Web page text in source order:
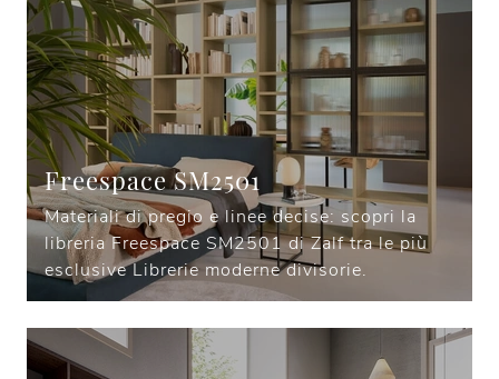
Freespace SM2501
Materiali di pregio e linee decise: scopri la
libreria Freespace SM2501 di Zalf tra le più
esclusive Librerie moderne divisorie.